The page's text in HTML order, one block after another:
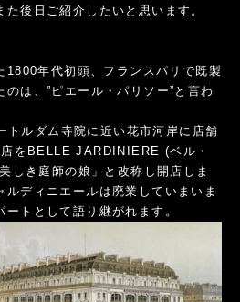
後日ご紹介したいと思います。
1800年代初頭、フランスパリで既製
は、”ピエール・パリソー”と言わ
ルダム寺院に近い花市河岸に店舗
店をBELLE JARDINIERE (ベル・
しき庭師の娘」と改称し開店しま
ルディニエールは廃業していまいま
トとして語り継がれます。